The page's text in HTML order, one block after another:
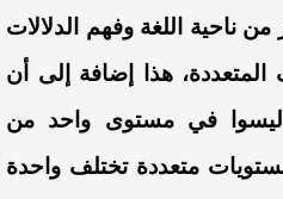
من ناحية اللغة وفهم الدلالات
المتعددة، هذا إضافة إلى أن
ليسوا في مستوى واحد من
مستويات متعددة تختلف واحدة